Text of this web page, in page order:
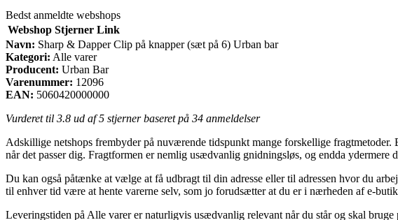
Bedst anmeldte webshops
Webshop Stjerner Link
Navn: Sharp & Dapper Clip på knapper (sæt på 6) Urban bar
Kategori: Alle varer
Producent: Urban Bar
Varenummer: 12096
EAN: 5060420000000
Vurderet til 3.8 ud af 5 stjerner baseret på 34 anmeldelser
Adskillige netshops frembyder på nuværende tidspunkt mange forskellige
når det passer dig. Fragtformen er nemlig usædvanlig gnidningsløs, og endda
Du kan også påtænke at vælge at få udbragt til din adresse eller til adressen hvor du
til enhver tid være at hente varerne selv, som jo forudsætter at du er i nærheden af e-
Leveringstiden på Alle varer er naturligvis usædvanlig relevant når du står og skal